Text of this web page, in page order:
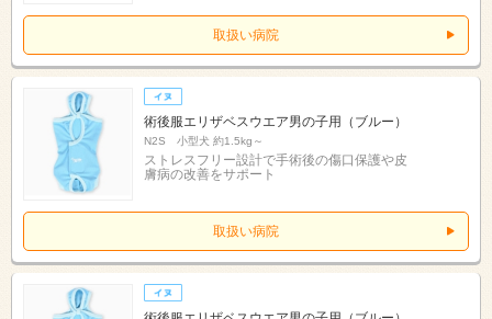
取扱い病院
術後服エリザベスウエア男の子用（ブルー）
N2S 小型犬 約1.5kg～
ストレスフリー設計で手術後の傷口保護や皮
膚病の改善をサポート
取扱い病院